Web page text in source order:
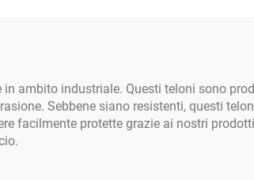
ambito industriale. Questi teloni sono
Sebbene siano resistenti, questi
facilmente protette grazie ai nostri